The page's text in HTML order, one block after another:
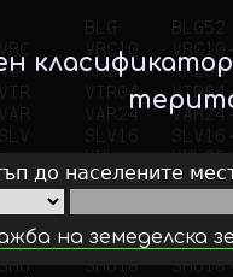
до населените
на земеделска